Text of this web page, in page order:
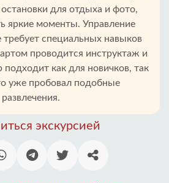
для отдыха и фото,
яркие моменты. Управление
специальных навыков
проводится инструктаж и
подходит как для новичков, так
уже пробовал подобные
развлечения.
экскурсией